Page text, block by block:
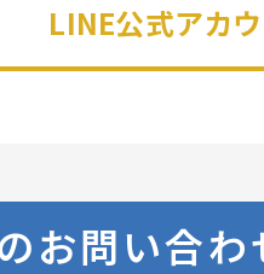
LINE公式アカ
お問い合わ